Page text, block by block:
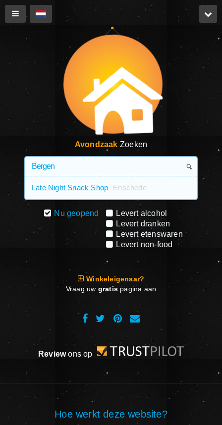
Avondzaak Zoeken
Late Night Snack Shop Enschede
Nu geopend
Levert alcohol
Levert dranken
Levert etenswaren
Levert non-food
Winkeleigenaar?
Vraag uw gratispagina aan
Reviewons op
Hoe werkt deze website?